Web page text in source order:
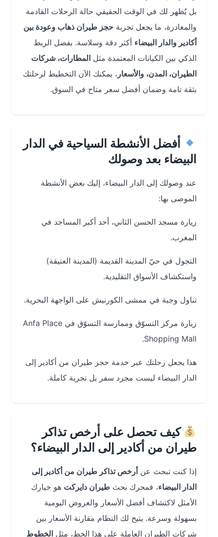
بل يُظهر لك في الوقت الحقيقي حالة الرحلات القادمة
والمغادرة، ما يجعل تجربةحجز طيران ذهاب وعودة بين
أكادير والدار البيضاءأكثر دقة وسلاسة. بفضل الربط
الذكي بين الكيانات المعتمدة مثلالمطارات، شركات
الطيران، المدن، والأسعار، يمكنك الآن التخطيط لرحلتك
بثقة تامة وضمان أفضل سعر متاح في السوق.
أفضل الأنشطة السياحية في الدار
البيضاء بعد وصولك
عند وصولك إلى الدار البيضاء، إليك بعض الأنشطة
الموصى بها:
زيارة مسجد الحسن الثاني، أحد أكبر المساجد في
المغرب.
التجول في حيّ المدينة القديمة (المدينة العتيقة)
واستكشاف الأسواق التقليدية.
تناول وجبة في ممشى الكورنيش على الواجهة البحرية.
زيارة مركز التسوّق وممارسة التسوّق في Anfa Place
Shopping Mall.
هذا يجعل رحلتك عبر خدمة حجز طيران من أكادير إلى
الدار البيضاء ليست مجرد سفر بل تجربة كاملة.
كيف تحصل على أرخص تذاكر
طيران من أكادير إلى الدار البيضاء؟
إذا كنت تبحث عنأرخص تذاكر طيران من أكادير إلى
الدار البيضاء، فمحرك بحث طيران دايركتهو خيارك
الأمثل لاكتشاف أفضل الأسعار والعروض اليومية
بسهولة وسرعة. يتيح لك النظام مقارنة الأسعار بين
شركات الطيران العاملة على هذا الخط، مثلالخطوط